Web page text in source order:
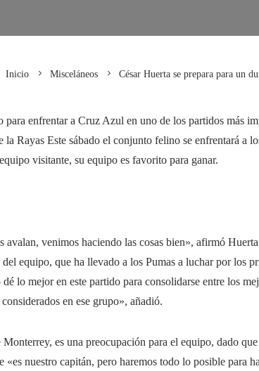
Inicio Misceláneos César Huerta se prepara para un
enfrentar a Cruz Azul en uno de los partidos más
Rayas Este sábado el conjunto felino se enfrentará a
visitante, su equipo es favorito para ganar.
venimos haciendo las cosas bien», afirmó
equipo, que ha llevado a los Pumas a luchar por los
lo mejor en este partido para consolidarse entre los
en ese grupo», añadió.
es una preocupación para el equipo, dado que
nuestro capitán, pero haremos todo lo posible para